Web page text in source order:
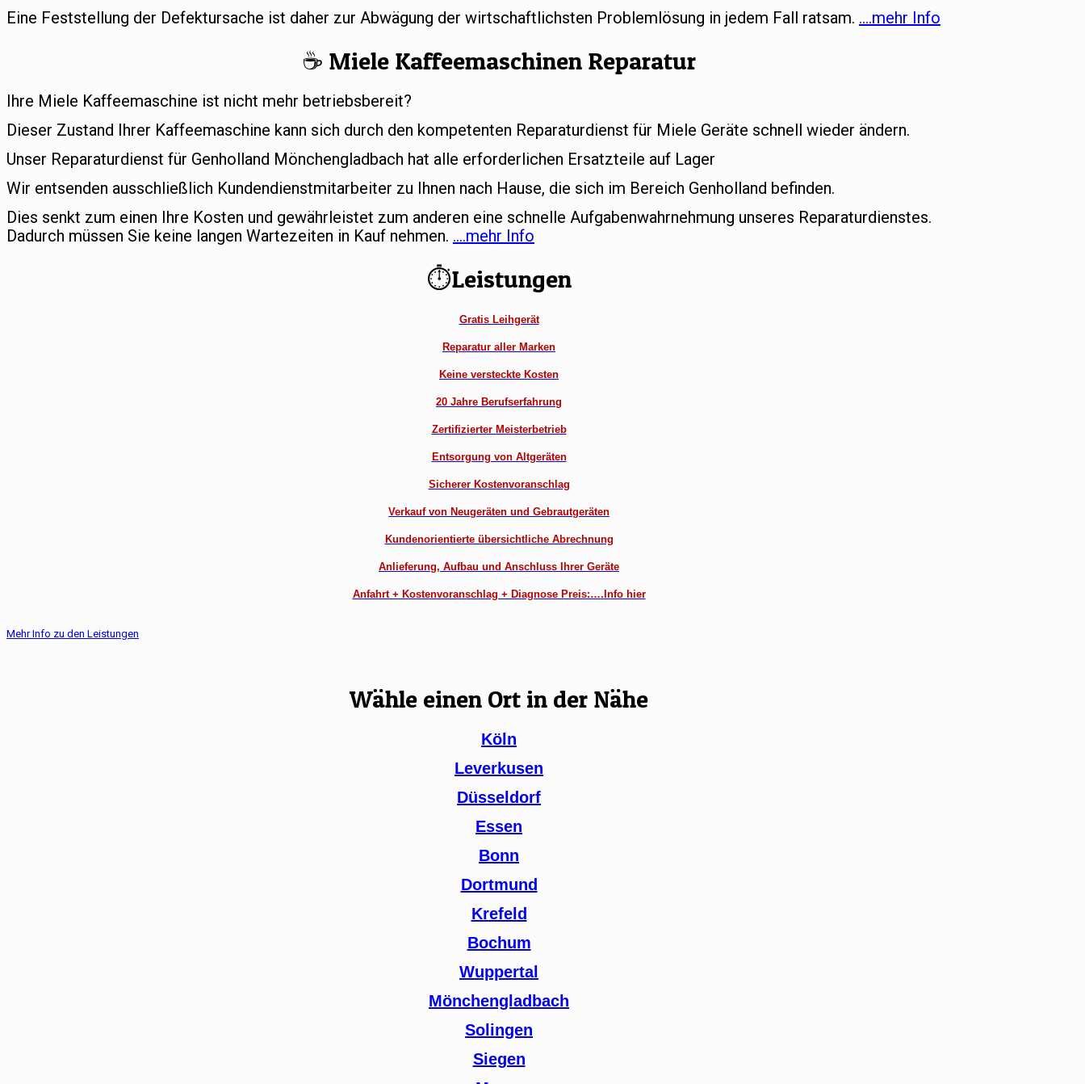
Eine Feststellung der Defektursache ist daher zur Abwägung der wirtschaftlichsten Problemlösung in jedem Fall ratsam. ….mehr Info
☕️ Miele Kaffeemaschinen Reparatur
Ihre Miele Kaffeemaschine ist nicht mehr betriebsbereit?
Dieser Zustand Ihrer Kaffeemaschine kann sich durch den kompetenten Reparaturdienst für Miele Geräte schnell wieder ändern.
Unser Reparaturdienst für Genholland Mönchengladbach hat alle erforderlichen Ersatzteile auf Lager
Wir entsenden ausschließlich Kundendienstmitarbeiter zu Ihnen nach Hause, die sich im Bereich Genholland befinden.
Dies senkt zum einen Ihre Kosten und gewährleistet zum anderen eine schnelle Aufgabenwahrnehmung unseres Reparaturdienstes.
Dadurch müssen Sie keine langen Wartezeiten in Kauf nehmen. ….mehr Info
⏱Leistungen
Gratis Leihgerät
Reparatur aller Marken
Keine versteckte Kosten
20 Jahre Berufserfahrung
Zertifizierter Meisterbetrieb
Entsorgung von Altgeräten
Sicherer Kostenvoranschlag
Verkauf von Neugeräten und Gebrautgeräten
Kundenorientierte übersichtliche Abrechnung
Anlieferung, Aufbau und Anschluss Ihrer Geräte
Anfahrt + Kostenvoranschlag + Diagnose Preis:….Info hier
Mehr Info zu den Leistungen
Wähle einen Ort in der Nähe
Köln
Leverkusen
Düsseldorf
Essen
Bonn
Dortmund
Krefeld
Bochum
Wuppertal
Mönchengladbach
Solingen
Siegen